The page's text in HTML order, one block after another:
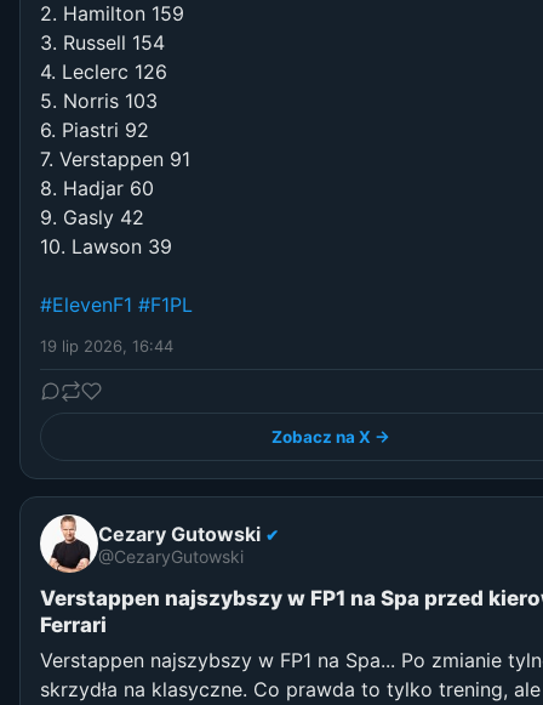
2. Hamilton 159
3. Russell 154
4. Leclerc 126
5. Norris 103
6. Piastri 92
7. Verstappen 91
8. Hadjar 60
9. Gasly 42
10. Lawson 39
#ElevenF1 #F1PL
19 lip 2026, 16:44
Zobacz na X →
Cezary Gutowski ✔
@CezaryGutowski
Verstappen najszybszy w FP1 na Spa przed
Ferrari
Verstappen najszybszy w FP1 na Spa... Po zmianie
skrzydła na klasyczne. Co prawda to tylko trening,